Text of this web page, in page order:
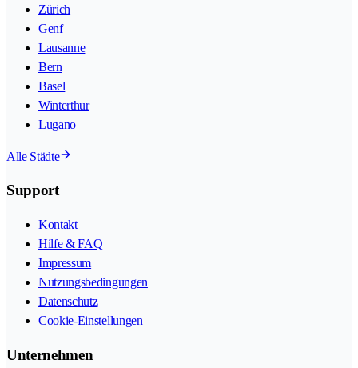
Zürich
Genf
Lausanne
Bern
Basel
Winterthur
Lugano
Alle Städte
Support
Kontakt
Hilfe & FAQ
Impressum
Nutzungsbedingungen
Datenschutz
Cookie-Einstellungen
Unternehmen